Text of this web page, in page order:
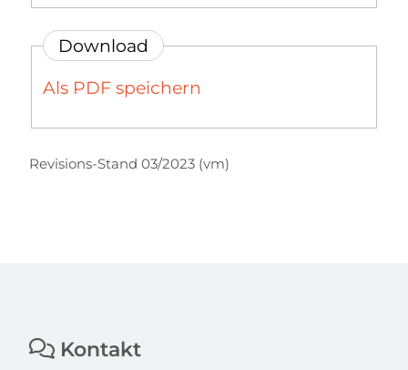
Download
Als PDF speichern
Revisions-Stand 03/2023 (vm)
Kontakt